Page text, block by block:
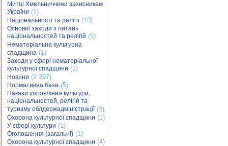
Митці Хмельниччини захисникам
України (1)
Національності та релігії(10)
Основні заходи з питань
національностей та релігій (5)
Нематеріальна культурна
спадщина (1)
Заходи у сфері нематеріальної
культурної спадщини (1)
Новини (2 397)
Нормативна база (5)
Накази управління культури,
національностей, релігій та
туризму облдержадміністрації(3)
Охорона культурної спадщини (1)
У сфері культури (1)
Оголошення (загальні) (1)
Охорона культурної спадщини (4)